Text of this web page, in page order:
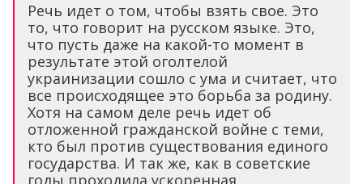
Речь идет о том, чтобы взять свое. Это
то, что говорит на русском языке. Это,
что пусть даже на какой-то момент в
результате этой оголтелой
украинизации сошло с ума и считает, что
все происходящее это борьба за родину.
Хотя на самом деле речь идет об
отложенной гражданской войне с теми,
кто был против существования единого
государства. И так же, как в советские